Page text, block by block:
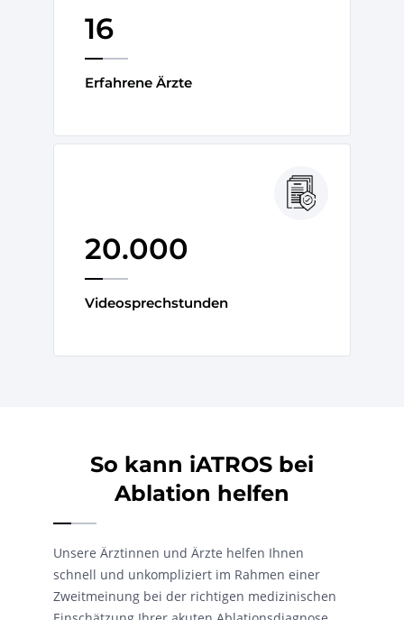
16
Erfahrene Ärzte
20.000
Videosprechstunden
So kann iATROS bei
Ablation helfen
Unsere Ärztinnen und Ärzte helfen Ihnen
schnell und unkompliziert im Rahmen einer
Zweitmeinung bei der richtigen medizinischen